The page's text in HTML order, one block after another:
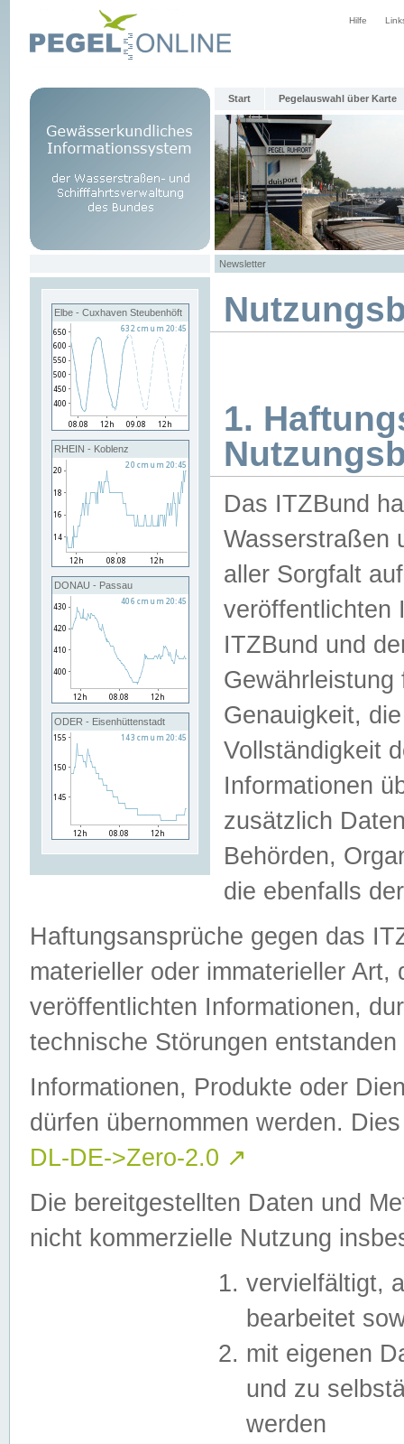
Hilfe
Start Pegelauswahl über Karte
Newsletter
Elbe - Cuxhaven Steubenhöft
RHEIN - Koblenz
DONAU - Passau
ODER - Eisenhüttenstadt
1.
Das ITZBund
Wasserstraßen
aller Sorgfalt
veröffentlichten
ITZBund und
Genauigkeit,
Vollständigkeit
Informationen
zusätzlich
Behörden,
die ebenfalls
Haftungsansprüche gegen das
materieller oder immaterieller
veröffentlichten Informationen,
technische Störungen
Informationen, Produkte oder
dürfen übernommen werden.
DL-DE->Zero-2.0 ↗
Die bereitgestellten Daten und
nicht kommerzielle Nutzung
vervielfältigt,
bearbeitet
mit eigenen
und zu
werden